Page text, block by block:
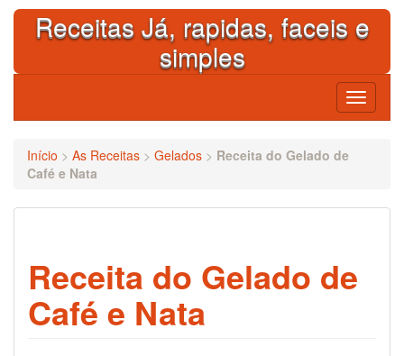
Skip
contentReceitas Já, rapidas, faceis e
simples
Toggle
Início > As Receitas > Gelados > Receita do Gelado de
Café e Nata
Receita do Gelado de
Café e Nata